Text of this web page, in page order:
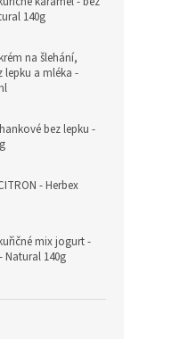
140g
na šlehání,
lepku a mléka -
bez lepku -
- Herbex
mix jogurt -
Natural 140g